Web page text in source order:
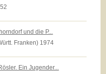
und die P...
Franken) 1974
Ein Jugender...